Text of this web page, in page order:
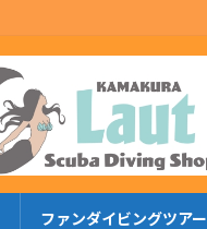
ファンダイビングツアー